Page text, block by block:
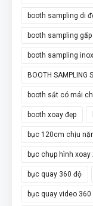
booth sampling di
booth sampling gấp
booth sampling
BOOTH SAMPLING
booth sắt có mái
booth xoay đẹp
bục 120cm chịu
bục chụp hình xoay
bục quay 360 độ
bục quay video